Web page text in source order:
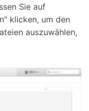
Sie auf
klicken, um den
auszuwählen,